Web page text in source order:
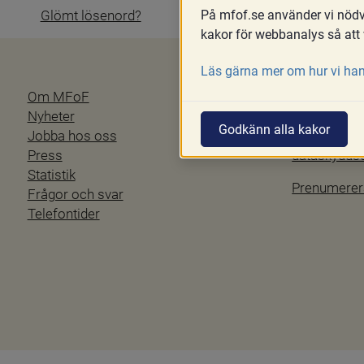
Glömt lösenord?
Om MFoF
Nyheter
Jobba hos oss
Press
Statistik
Frågor och svar
Telefontider
På mfof.se använder vi
kakor för webbanalys så
Läs gärna mer om hur vi
Godkänn alla kakor